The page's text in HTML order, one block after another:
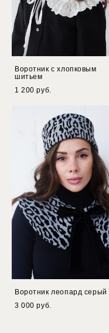
Воротник с хлопковым
шитьем
1 200 pуб.
Воротник леопард серый
3 000 pуб.